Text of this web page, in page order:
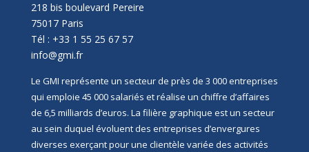
218 bis boulevard Pereire
75017 Paris
Tél : +33 1 55 25 67 57
info@gmi.fr
Le GMI représente un secteur de près de 3 000 entreprises
qui emploie 45 000 salariés et réalise un chiffre d’affaires
de 6,5 milliards d’euros. La filière graphique est un secteur
au sein duquel évoluent des entreprises d’envergures
diverses exerçant pour une clientèle variée des activités